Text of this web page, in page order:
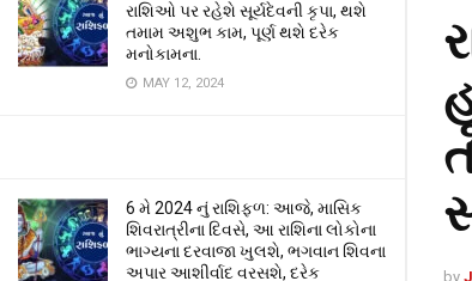
રાશિઓ પર રહેશે સૂર્યદેવની કૃપા, થશે
તમામ અશુભ કામ, પૂર્ણ થશે દરેક
મનોકામના.
MAY 12, 2024
6 મે 2024 નું રાશિફળ: આજે, માસિક
શિવરાત્રીના દિવસે, આ રાશિના લોકોના
ભાગ્યના દરવાજા ખુલશે, ભગવાન શિવના
અપાર આશીર્વાદ વરસશે, દરેક
by